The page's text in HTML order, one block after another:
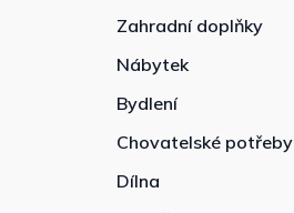
Zahradní doplňky
Nábytek
Bydlení
Chovatelské potřeby
Dílna